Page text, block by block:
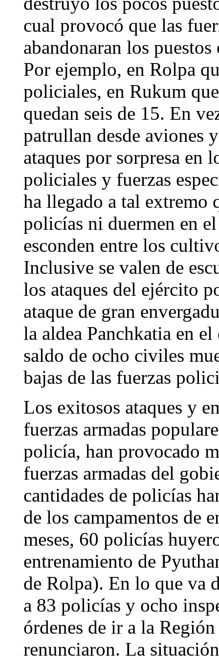
cual provocó que las
abandonaran los
Por ejemplo, en Rolpa
policiales, en Rukum
quedan seis de 15. En
patrullan desde aviones
ataques por sorpresa en
policiales y fuerzas
ha llegado a tal extremo
policías ni duermen en
esconden entre los
Inclusive se valen de
los ataques del ejército
ataque de gran
la aldea Panchkatia en
saldo de ocho civiles
bajas de las fuerzas
Los exitosos ataques y
fuerzas armadas
policía, han provocado
fuerzas armadas del
cantidades de policías
de los campamentos de
meses, 60 policías
entrenamiento de
de Rolpa). En lo que va
a 83 policías y ocho
órdenes de ir a la
renunciaron. La